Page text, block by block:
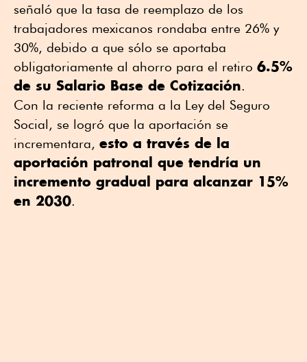
señaló que la tasa de reemplazo de los
trabajadores mexicanos rondaba entre 26% y
30%, debido a que sólo se aportaba
obligatoriamente al ahorro para el retiro 6.5%
de su Salario Base de Cotización.
Con la reciente reforma a la Ley del Seguro
Social, se logró que la aportación se
incrementara, esto a través de la
aportación patronal que tendría un
incremento gradual para alcanzar 15%
en 2030.